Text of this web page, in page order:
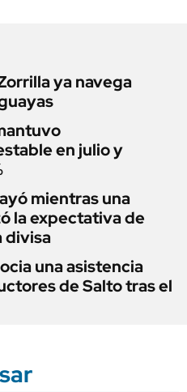
ya navega
en julio y
mientras una
la expectativa de
divisa
una asistencia
de Salto tras el